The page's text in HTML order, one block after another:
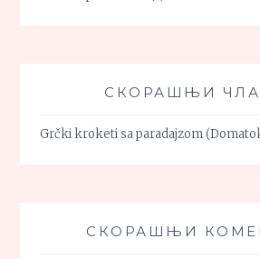
СКОРАШЊИ
Grčki kroketi sa paradajzom
СКОРАШЊИ